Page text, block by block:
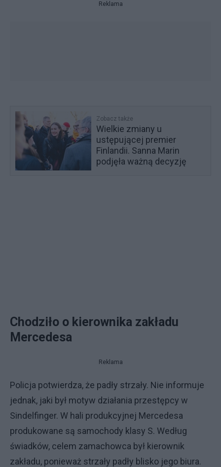
Reklama
Zobacz także
Wielkie zmiany u
ustępującej premier
Finlandii. Sanna Marin
podjęła ważną decyzję
Chodziło o kierownika zakładu
Mercedesa
Reklama
Policja potwierdza, że padły strzały. Nie informuje
jednak, jaki był motyw działania przestępcy w
Sindelfinger. W hali produkcyjnej Mercedesa
produkowane są samochody klasy S. Według
świadków, celem zamachowca był kierownik
zakładu, ponieważ strzały padły blisko jego biura.